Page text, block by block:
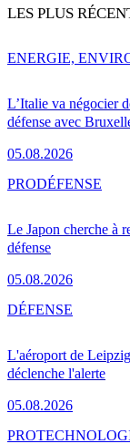
LES PLUS
L’Italie va négocier
défense avec
05.08.2026
ENERGIE,
Le Japon cherche à
défense
05.08.2026
PRODÉFENSE
L'aéroport de
déclenche l'alerte
05.08.2026
DÉFENSE
PRO